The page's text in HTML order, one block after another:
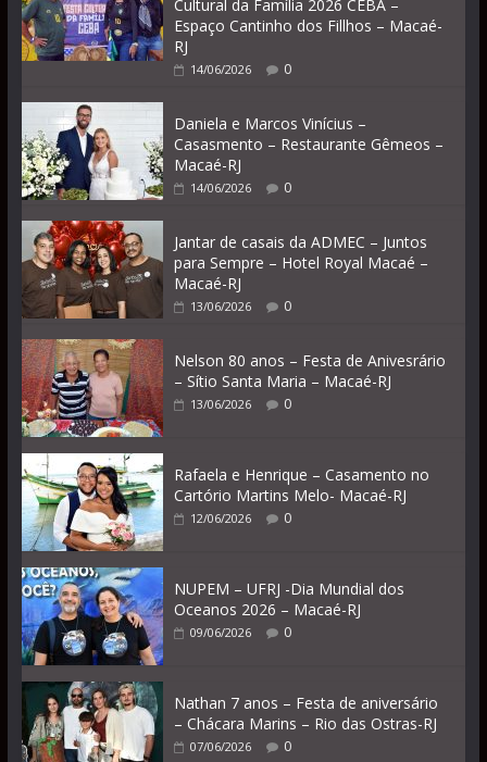
Cultural da Família 2026 CEBA –
Espaço Cantinho dos Fillhos – Macaé-
RJ
14/06/2026 0
Daniela e Marcos Vinícius –
Casasmento – Restaurante Gêmeos –
Macaé-RJ
14/06/2026 0
Jantar de casais da ADMEC – Juntos
para Sempre – Hotel Royal Macaé –
Macaé-RJ
13/06/2026 0
Nelson 80 anos – Festa de Anivesrário
– Sítio Santa Maria – Macaé-RJ
13/06/2026 0
Rafaela e Henrique – Casamento no
Cartório Martins Melo- Macaé-RJ
12/06/2026 0
NUPEM – UFRJ -Dia Mundial dos
Oceanos 2026 – Macaé-RJ
09/06/2026 0
Nathan 7 anos – Festa de aniversário
– Chácara Marins – Rio das Ostras-RJ
07/06/2026 0